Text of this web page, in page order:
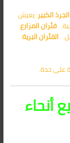
الجرذ الكبير: يعيش
.فئران المزارع:
.الفئران البرية:
على حدة.
أنحاء